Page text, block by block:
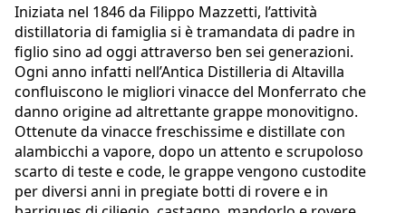
Iniziata nel 1846 da Filippo Mazzetti, l’attività
distillatoria di famiglia si è tramandata di padre in
figlio sino ad oggi attraverso ben sei generazioni.
Ogni anno infatti nell’Antica Distilleria di Altavilla
confluiscono le migliori vinacce del Monferrato che
danno origine ad altrettante grappe monovitigno.
Ottenute da vinacce freschissime e distillate con
alambicchi a vapore, dopo un attento e scrupoloso
scarto di teste e code, le grappe vengono custodite
per diversi anni in pregiate botti di rovere e in